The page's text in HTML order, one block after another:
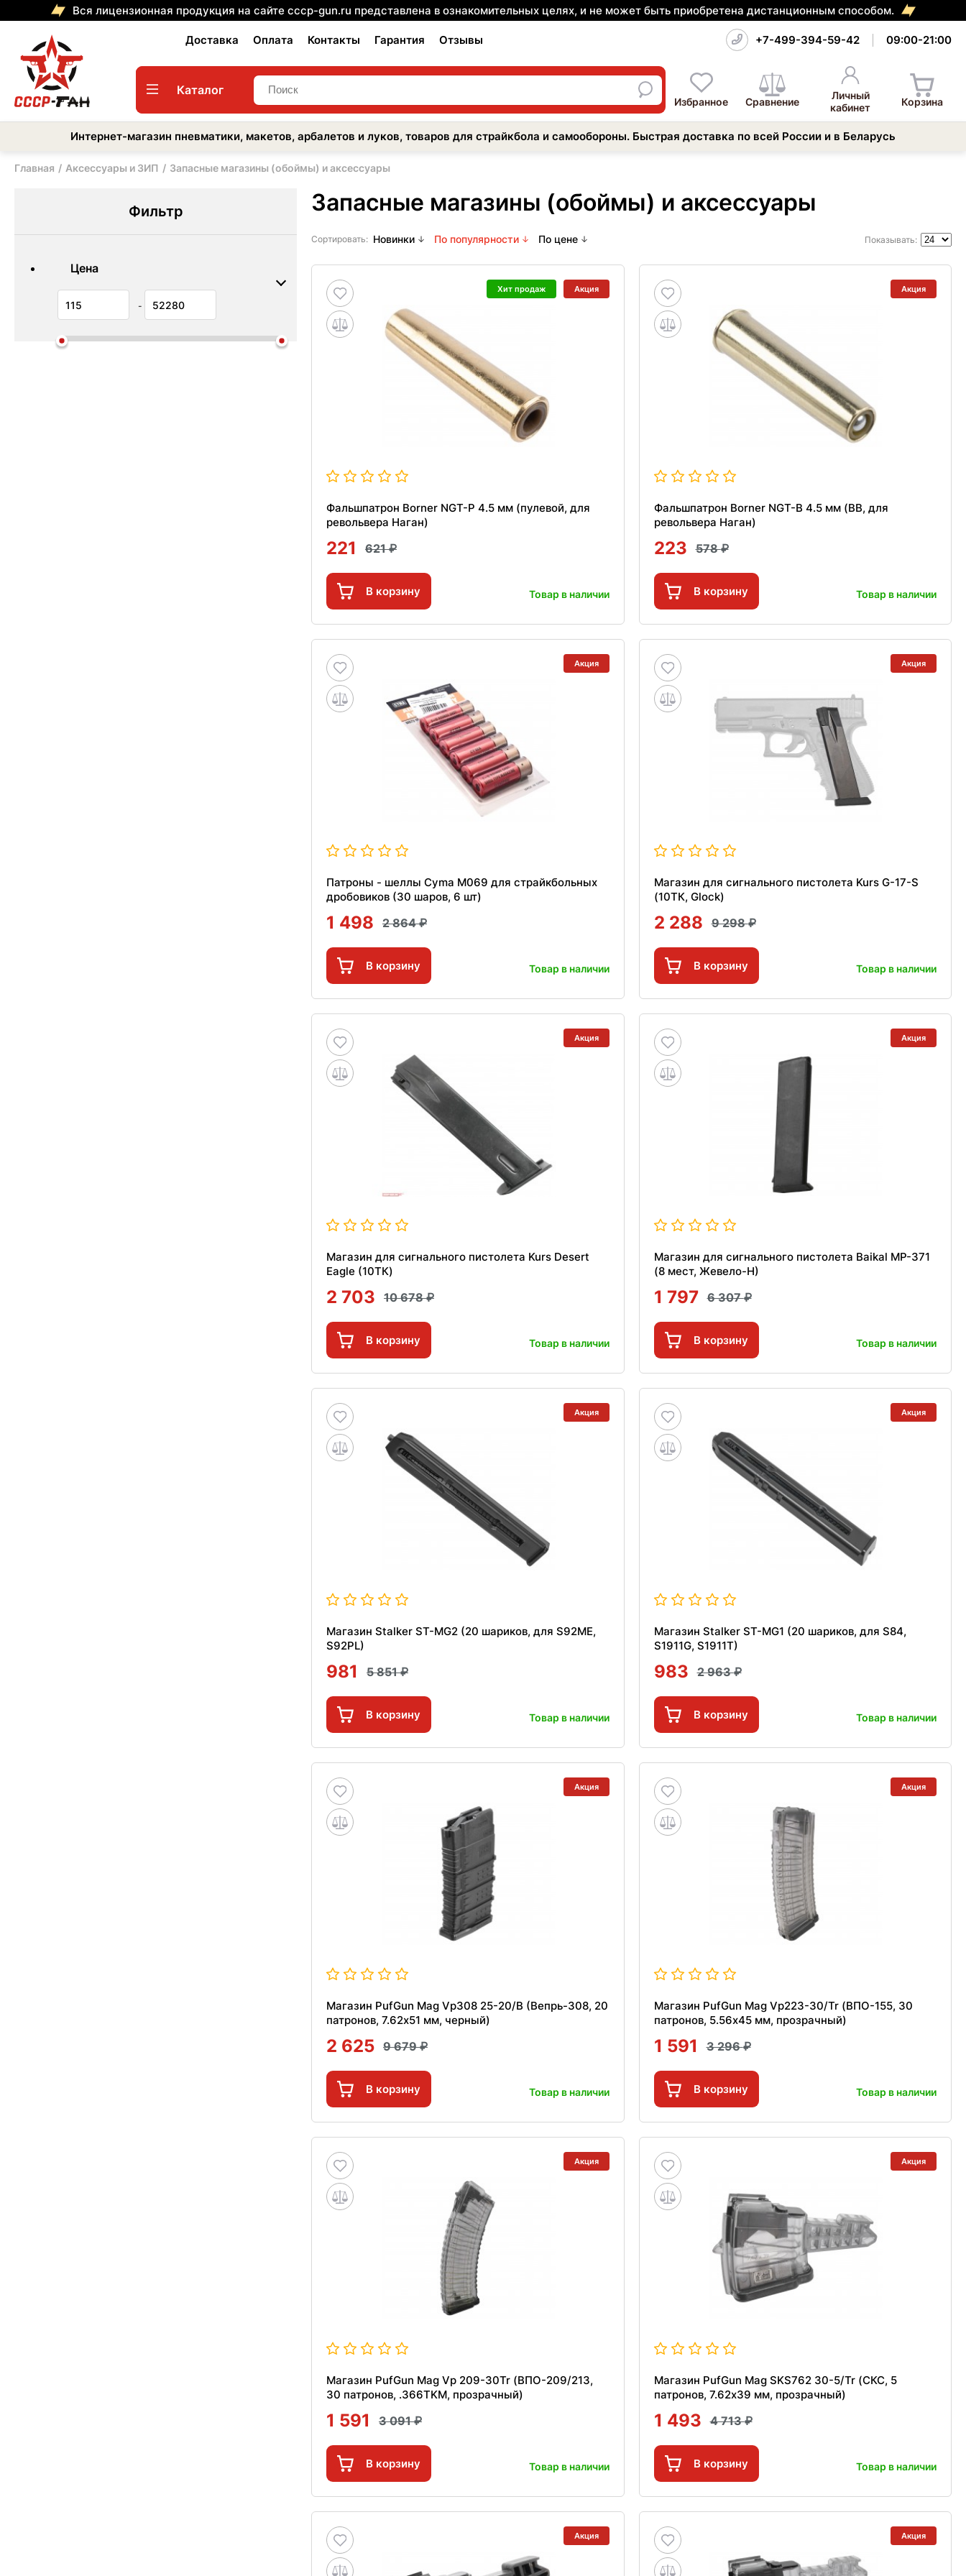
Вся лицензионная продукция на сайте cccp-gun.ru представлена в ознакомительных целях, и не может быть приобретена дистанционным способом.
Доставка Оплата Контакты Гарантия Отзывы +7-499-394-59-42 09:00-21:00
Каталог
Избранное Сравнение
Личный
кабинет
Корзина
Интернет-магазин пневматики, макетов, арбалетов и луков, товаров для страйкбола и самообороны. Быстрая доставка по всей России и в Беларусь
Главная Аксессуары и ЗИП Запасные магазины (обоймы) и аксессуары
Фильтр
Цена
-
Запасные магазины (обоймы) и аксессуары
Сортировать: Новинки По популярности По цене Показывать:
Хит продаж Акция
Фальшпатрон Borner NGT-P 4.5 мм (пулевой, для
револьвера Наган)
221 621
В корзину Товар в наличии
Акция
Фальшпатрон Borner NGT-B 4.5 мм (BB, для
револьвера Наган)
223 578
В корзину Товар в наличии
Акция
Патроны - шеллы Cyma M069 для страйкбольных
дробовиков (30 шаров, 6 шт)
1 498 2 864
В корзину Товар в наличии
Акция
Магазин для сигнального пистолета Kurs G-17-S
(10ТК, Glock)
2 288 9 298
В корзину Товар в наличии
Акция
Магазин для сигнального пистолета Kurs Desert
Eagle (10ТК)
2 703 10 678
В корзину Товар в наличии
Акция
Магазин для сигнального пистолета Baikal МР-371
(8 мест, Жевело-Н)
1 797 6 307
В корзину Товар в наличии
Акция
Магазин Stalker ST-MG2 (20 шариков, для S92ME,
S92PL)
981 5 851
В корзину Товар в наличии
Акция
Магазин Stalker ST-MG1 (20 шариков, для S84,
S1911G, S1911T)
983 2 963
В корзину Товар в наличии
Акция
Магазин PufGun Mag Vp308 25-20/B (Вепрь-308, 20
патронов, 7.62х51 мм, черный)
2 625 9 679
В корзину Товар в наличии
Акция
Магазин PufGun Mag Vp223-30/Tr (ВПО-155, 30
патронов, 5.56x45 мм, прозрачный)
1 591 3 296
В корзину Товар в наличии
Акция
Магазин PufGun Mag Vp 209-30Tr (ВПО-209/213,
30 патронов, .366TKM, прозрачный)
1 591 3 091
В корзину Товар в наличии
Акция
Магазин PufGun Mag SKS762 30-5/Tr (СКС, 5
патронов, 7.62х39 мм, прозрачный)
1 493 4 713
В корзину Товар в наличии
Акция Акция